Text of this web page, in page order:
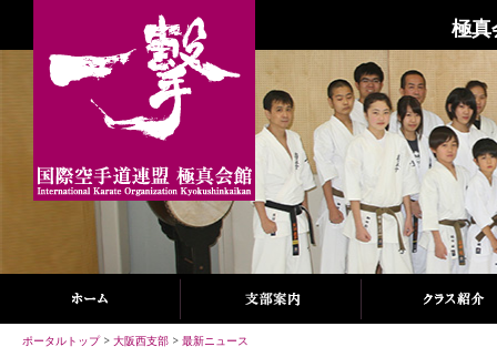
極真
ポータルトップ> 大阪西支部 > 最新ニュース